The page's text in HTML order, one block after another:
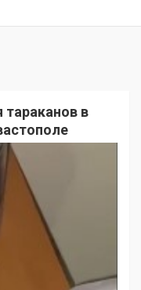
тараканов в